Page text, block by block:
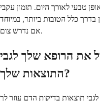
טבעי לאורך היום. תזמון עקבי
כלל הטובות ביותר, במיוחד
אם נדרש צום.
את הרופא שלך לגבי
התוצאות שלך?
תוצאות בדיקות הדם עוזר לך